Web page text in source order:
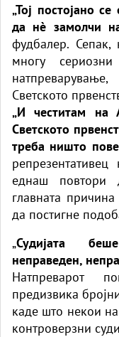
„Тој постојано
да нè замолчи
фудбалер. Сепак,
многу
Светското
„И честитам на
Светското
треба ништо
еднаш повтори
главната
да постигне
„Судијата
неправеден,
Натпреварот
предизвика
каде што некои
контроверзни